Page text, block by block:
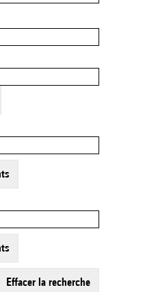
effacer la recherche